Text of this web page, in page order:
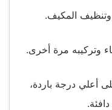
وتنظيف المكيف.
وتركيبه مرة أخرى.
أعلي درجة باردة،